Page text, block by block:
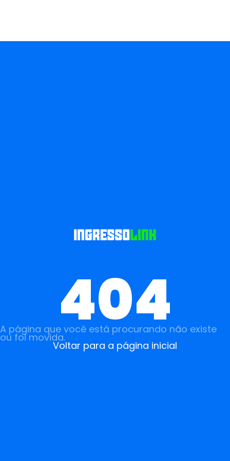
404
A página que você está procurando não existe
ou foi movida.
Voltar para a página inicial